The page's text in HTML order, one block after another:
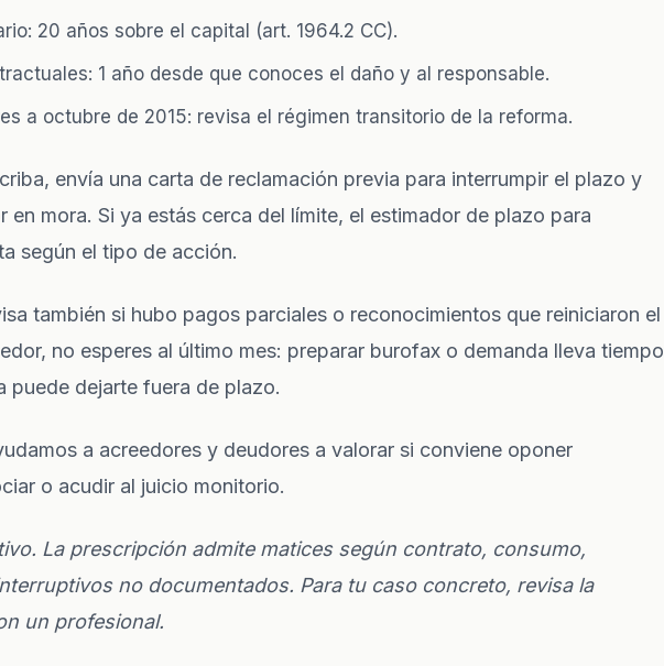
20 años sobre el capital (art. 1964.2 CC).
1 año desde que conoces el daño y al responsable.
a octubre de 2015: revisa el régimen transitorio de la reforma.
envía una carta de reclamación previa para interrumpir el plazo y
en mora. Si ya estás cerca del límite, el estimador de plazo para
según el tipo de acción.
también si hubo pagos parciales o reconocimientos que reiniciaron el
no esperes al último mes: preparar burofax o demanda lleva tiempo
puede dejarte fuera de plazo.
a acreedores y deudores a valorar si conviene oponer
o acudir al juicio monitorio.
La prescripción admite matices según contrato, consumo,
no documentados. Para tu caso concreto, revisa la
un profesional.